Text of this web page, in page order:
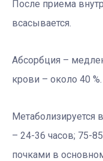
После приема
всасывается.
Абсорбция –
крови – около 40 %.
Метаболизируется
– 24-36 часов; 75-
почками в